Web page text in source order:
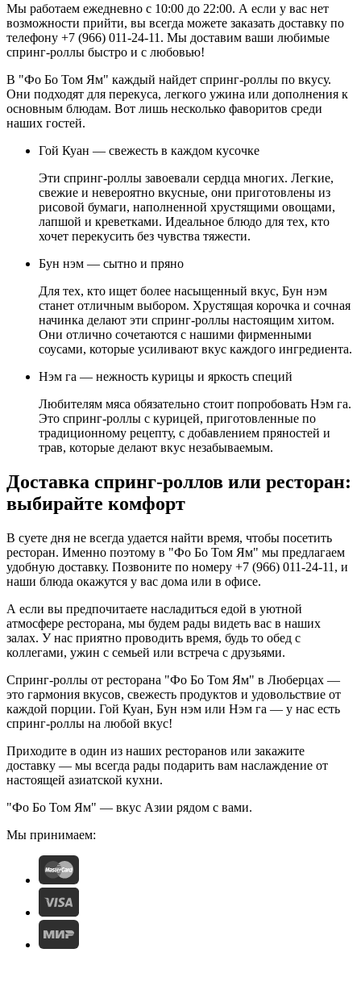
Мы работаем ежедневно с 10:00 до 22:00. А если у вас нет
возможности прийти, вы всегда можете заказать доставку по
телефону +7 (966) 011-24-11. Мы доставим ваши любимые
спринг-роллы быстро и с любовью!
В "Фо Бо Том Ям" каждый найдет спринг-роллы по вкусу.
Они подходят для перекуса, легкого ужина или дополнения к
основным блюдам. Вот лишь несколько фаворитов среди
наших гостей.
Гой Куан — свежесть в каждом кусочке
Эти спринг-роллы завоевали сердца многих. Легкие,
свежие и невероятно вкусные, они приготовлены из
рисовой бумаги, наполненной хрустящими овощами,
лапшой и креветками. Идеальное блюдо для тех, кто
хочет перекусить без чувства тяжести.
Бун нэм — сытно и пряно
Для тех, кто ищет более насыщенный вкус, Бун нэм
станет отличным выбором. Хрустящая корочка и сочная
начинка делают эти спринг-роллы настоящим хитом.
Они отлично сочетаются с нашими фирменными
соусами, которые усиливают вкус каждого ингредиента.
Нэм га — нежность курицы и яркость специй
Любителям мяса обязательно стоит попробовать Нэм га.
Это спринг-роллы с курицей, приготовленные по
традиционному рецепту, с добавлением пряностей и
трав, которые делают вкус незабываемым.
Доставка спринг-роллов или ресторан:
выбирайте комфорт
В суете дня не всегда удается найти время, чтобы посетить
ресторан. Именно поэтому в "Фо Бо Том Ям" мы предлагаем
удобную доставку. Позвоните по номеру +7 (966) 011-24-11, и
наши блюда окажутся у вас дома или в офисе.
А если вы предпочитаете насладиться едой в уютной
атмосфере ресторана, мы будем рады видеть вас в наших
залах. У нас приятно проводить время, будь то обед с
коллегами, ужин с семьей или встреча с друзьями.
Спринг-роллы от ресторана "Фо Бо Том Ям" в Люберцах —
это гармония вкусов, свежесть продуктов и удовольствие от
каждой порции. Гой Куан, Бун нэм или Нэм га — у нас есть
спринг-роллы на любой вкус!
Приходите в один из наших ресторанов или закажите
доставку — мы всегда рады подарить вам наслаждение от
настоящей азиатской кухни.
"Фо Бо Том Ям" — вкус Азии рядом с вами.
Мы принимаем: